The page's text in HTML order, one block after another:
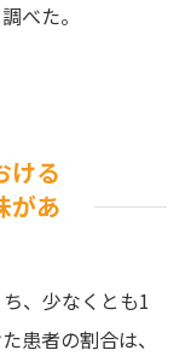
べた。
ける
があ
、少なくとも1
患者の割合は、